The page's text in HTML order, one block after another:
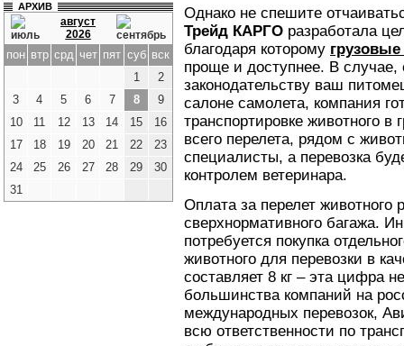
АРХИВ
август
2026
пон втр срд чет пят суб вск
1
2
3
4 5 6 7 8
9
10
11 12 13 14 15
16
17
18 19 20 21 22
23
24
25 26 27 28 29
30
31
Однако не спешите
Трейд КАРГО разработала
благодаря которому
проще и доступнее. В случае,
законодательству ваш
салоне самолета, компания
транспортировке животного в
всего перелета, рядом с
специалисты, а перевозка
контролем ветеринара.
Оплата за перелет животного
сверхнормативного багажа.
потребуется покупка
животного для перевозки в
составляет 8 кг – эта цифра
большинства компаний на
международных перевозок,
всю ответственности по